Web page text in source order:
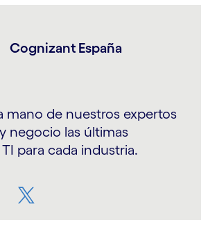
Cognizant España
mano de nuestros expertos
negocio las últimas
para cada industria.